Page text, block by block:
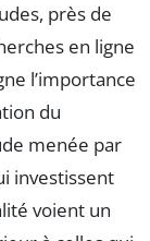
près de
en ligne
l’importance
du
menée par
investissent
voient un